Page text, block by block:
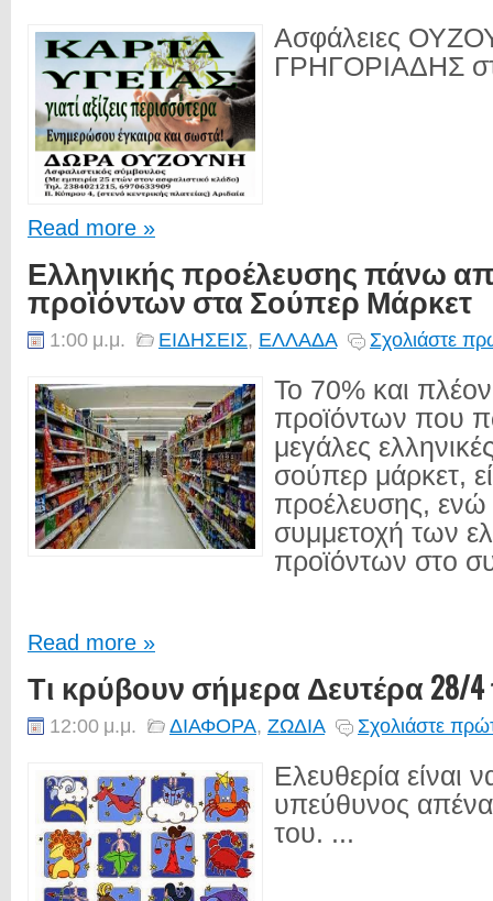
Ασφάλειες
ΓΡΗΓΟΡΙΑΔΗΣ
Read more »
Ελληνικής προέλευσης πάνω
προϊόντων στα Σούπερ Μάρκετ
1:00 μ.μ. ΕΙΔΗΣΕΙΣ, ΕΛΛΑΔΑ Σχολιάστε
Το 70% και
προϊόντων που
μεγάλες
σούπερ μάρκετ,
προέλευσης, ενώ
συμμετοχή των
προϊόντων στο
Read more »
Τι κρύβουν σήμερα Δευτέρα 28/
12:00 μ.μ. ΔΙΑΦΟΡΑ, ΖΩΔΙΑ Σχολιάστε
Ελευθερία είναι
υπεύθυνος
του. ...